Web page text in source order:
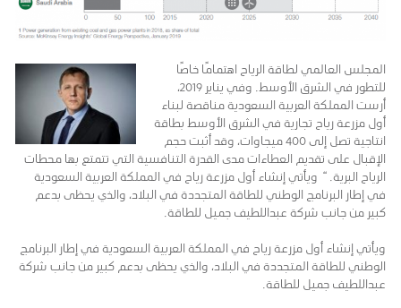
المجلس العالمي لطاقة الرياح اهتمامًا خاصًا
للتطور في الشرق الأوسط. وفي يناير 2019،
أرست المملكة العربية السعودية مناقصة لبناء
أول مزرعة رياح تجارية في الشرق الأوسط بطاقة
انتاجية تصل إلى 400 ميجاوات، وقد أثبت حجم
الإقبال على تقديم العطاءات مدى القدرة التنافسية التي تتمتع بها محطات
الرياح البرية. “ ويأتي إنشاء أول مزرعة رياح في المملكة العربية السعودية
في إطار البرنامج الوطني للطاقة المتجددة في البلاد، والذي يحظى بدعم
كبير من جانب شركة عبداللطيف جميل للطاقة.
ويأتي إنشاء أول مزرعة رياح في المملكة العربية السعودية في إطار البرنامج
الوطني للطاقة المتجددة في البلاد، والذي يحظى بدعم كبير من جانب شركة
عبداللطيف جميل للطاقة.